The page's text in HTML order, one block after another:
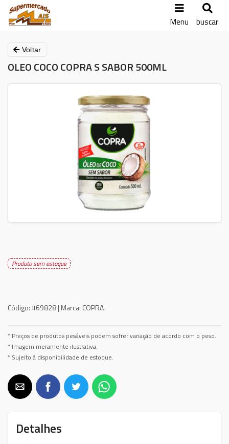
Menu buscar
Voltar
OLEO COCO COPRA S SABOR 500ML
Produto sem estoque
Código:#69828 | Marca: COPRA
* Preços de produtos pesáveis podem sofrer variação de acordo com o peso.
* Imagem meramente ilustrativa.
* Sujeito à disponibilidade de estoque.
Detalhes